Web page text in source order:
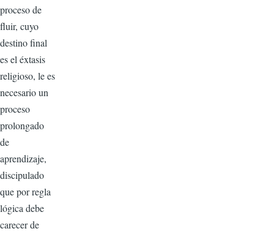
proceso de
fluir, cuyo
destino final
es el éxtasis
religioso, le es
necesario un
proceso
prolongado
de
aprendizaje,
discipulado
que por regla
lógica debe
carecer de